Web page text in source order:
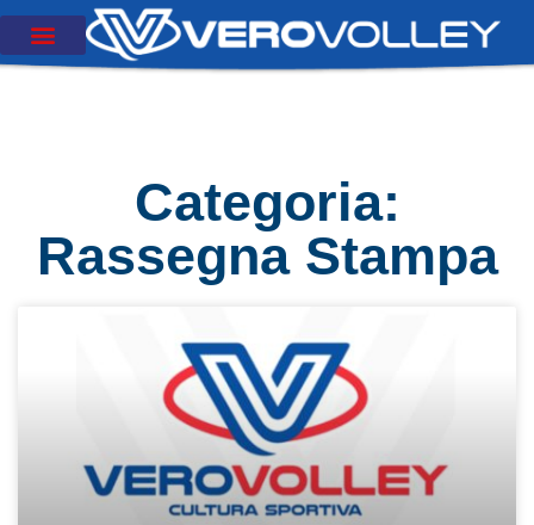
Categoria:
Rassegna Stampa